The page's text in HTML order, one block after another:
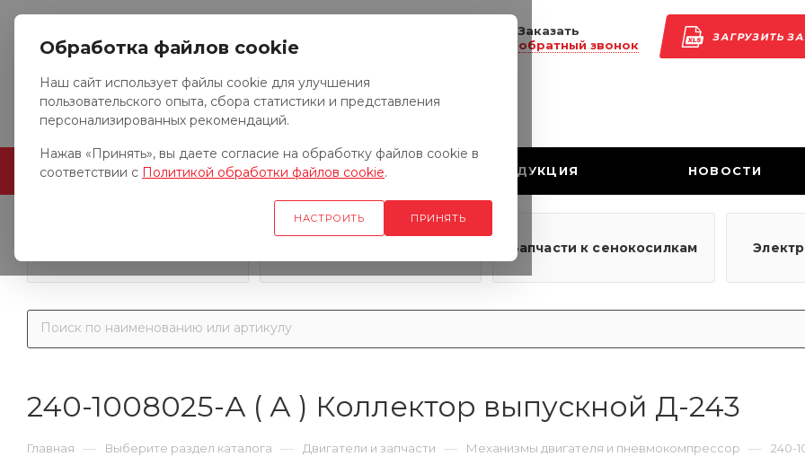
ЗАГРУЗИТЬ
Заказать
обратный звонок
ГЛАВНАЯ О КОМПАНИИ ПРОДУКЦИЯ НОВОСТИ
Запчасти к грузовым
Запчасти к сенокосилкам
240-1008025-А ( А ) Коллектор выпускной Д-243
Главная — Выберите раздел каталога — Двигатели и запчасти — Механизмы двигателя и пневмокомпрессор — 240-
Обработка файлов cookie
Наш сайт использует файлы cookie для улучшения
пользовательского опыта, сбора статистики и представления
персонализированных рекомендаций.
Нажав «Принять», вы даете согласие на обработку файлов cookie в
соответствии с Политикой обработки файлов cookie.
НАСТРОИТЬ ПРИНЯТЬ